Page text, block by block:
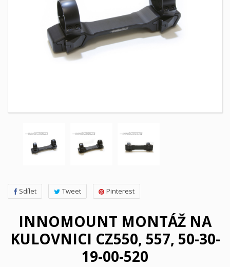
Sdílet Tweet Pinterest
INNOMOUNT MONTÁŽ NA
KULOVNICI CZ550, 557, 50-30-
19-00-520